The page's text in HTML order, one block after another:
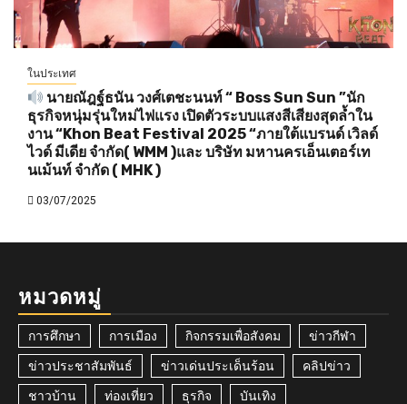
ในประเทศ
นายณัฎฐ์ธนัน วงศ์เตชะนนท์ “ Boss Sun Sun ”นัก
ธุรกิจหนุ่มรุ่นใหม่ไฟแรง เปิดตัวระบบแสงสีเสียงสุดล้ำใน
งาน “Khon Beat Festival 2025 “ภายใต้แบรนด์ เวิลด์
ไวด์ มีเดีย จำกัด( WMM )และ บริษัท มหานครเอ็นเตอร์เท
นเม้นท์ จำกัด ( MHK )
03/07/2025
หมวดหมู่
การศึกษา การเมือง กิจกรรมเพื่อสังคม ข่าวกีฬา
ข่าวประชาสัมพันธ์ ข่าวเด่นประเด็นร้อน คลิปข่าว
ชาวบ้าน ท่องเที่ยว ธุรกิจ บันเทิง